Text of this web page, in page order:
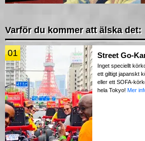
Varför du kommer att älska det:
01 Street Go-
Inget speciellt
ett giltigt japanskt
eller ett SOFA-
hela Tokyo! Mer